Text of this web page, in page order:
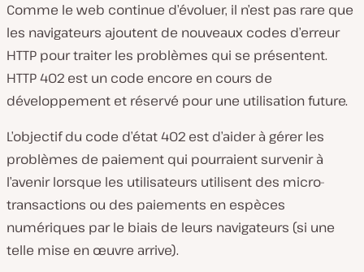
Comme le web continue d’évoluer, il n’est pas rare que
les navigateurs ajoutent de nouveaux codes d’erreur
HTTP pour traiter les problèmes qui se présentent.
HTTP 402 est un code encore en cours de
développement et réservé pour une utilisation future.
L’objectif du code d’état 402 est d’aider à gérer les
problèmes de paiement qui pourraient survenir à
l’avenir lorsque les utilisateurs utilisent des micro-
transactions ou des paiements en espèces
numériques par le biais de leurs navigateurs (si une
telle mise en œuvre arrive).